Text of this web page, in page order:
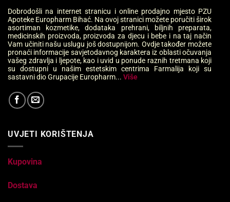
Dobrodošli na internet stranicu i online prodajno mjesto PZU
Apoteke Europharm Bihać. Na ovoj stranici možete poručiti širok
asortiman kozmetike, dodataka prehrani, biljnih preparata,
medicinskih proizvoda, proizvoda za djecu i bebe i na taj način
Vam učiniti našu uslugu još dostupnijom. Ovdje također možete
pronaći informacije savjetodavnog karaktera iz oblasti očuvanja
vašeg zdravlja i ljepote, kao i uvid u ponude raznih tretmana koji
su dostupni u našim estetskim centrima Farmalija koji su
sastavni dio Grupacije Europharm... Više
UVJETI KORIŠTENJA
Kupovina
Dostava